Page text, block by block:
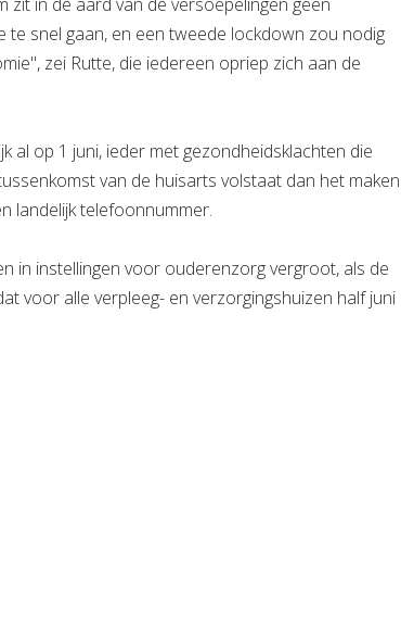
snel gaan, en een tweede lockdown zou nodig
zei Rutte, die iedereen opriep zich aan de
al op 1 juni, ieder met gezondheidsklachten die
van de huisarts volstaat dan het maken
landelijk telefoonnummer.
in instellingen voor ouderenzorg vergroot, als de
voor alle verpleeg- en verzorgingshuizen half juni